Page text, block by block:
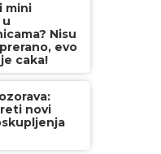
mini
Nisu
evo
caka!
novi